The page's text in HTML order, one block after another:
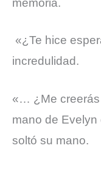
memoria.
«¿Te hice
incredulidad.
«… ¿Me creerás
mano de Evelyn
soltó su mano.